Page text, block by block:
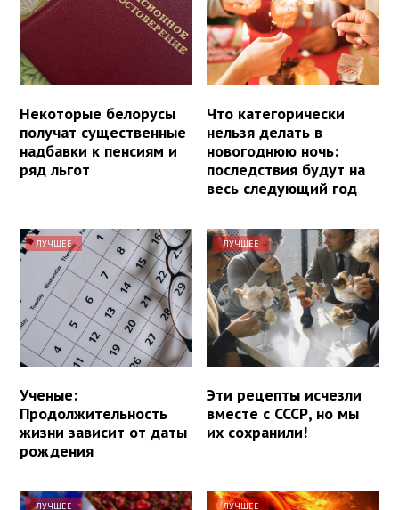
Некоторые белорусы
получат существенные
надбавки к пенсиям и
ряд льгот
Что категорически
нельзя делать в
новогоднюю ночь:
последствия будут на
весь следующий год
ЛУЧШЕЕ
Ученые:
Продолжительность
жизни зависит от даты
рождения
ЛУЧШЕЕ
Эти рецепты исчезли
вместе с СССР, но мы
их сохранили!
ЛУЧШЕЕ ЛУЧШЕЕ